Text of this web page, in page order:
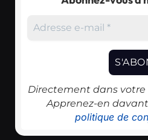
Directement dans
Apprenez-en
politique de